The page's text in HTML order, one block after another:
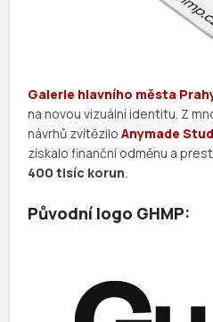
Galerie hlavního města
na novou vizuální identitu. Z
návrhů zvítěziloAnymade
získalo finanční odměnu a
400 tisíc korun.
Původní logo GHMP: